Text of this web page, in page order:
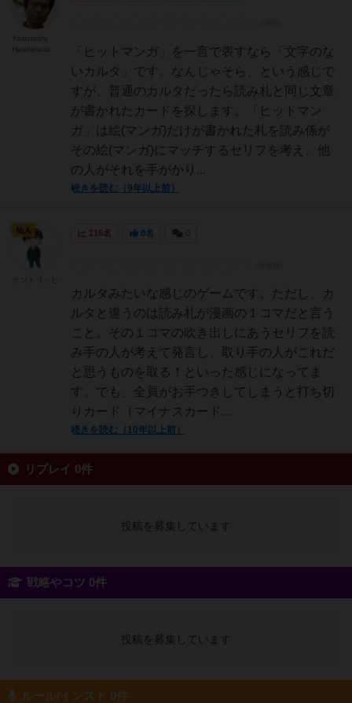
「ヒットマンガ」を一言で表すなら「文字のな
いカルタ」です。なんじゃそら、という感じで
すが、普通のカルタだったら読み札と同じ文章
が書かれたカードを探します。「ヒットマン
ガ」は絵(マンガ)だけが書かれた札を読み係が
その絵(マンガ)にマッチするセリフを考え、他
の人がそれを手がかり...
続きを読む（9年以上前）
116名 0名
カルタみたいな感じのゲームです。ただし、カ
ルタと違うのは読み札が漫画の１コマだと言う
こと。その１コマの吹き出しにあうセリフを読
み手の人が考えて発言し、取り手の人がこれだ
と思うものを取る！といった感じになってま
す。でも、全員がお手つきしてしまうと打ち切
りカード（マイナスカード...
続きを読む（10年以上前）
仙人
リプレイ 0件
投稿を募集しています
戦略やコツ 0件
投稿を募集しています
ルール/インスト 0件